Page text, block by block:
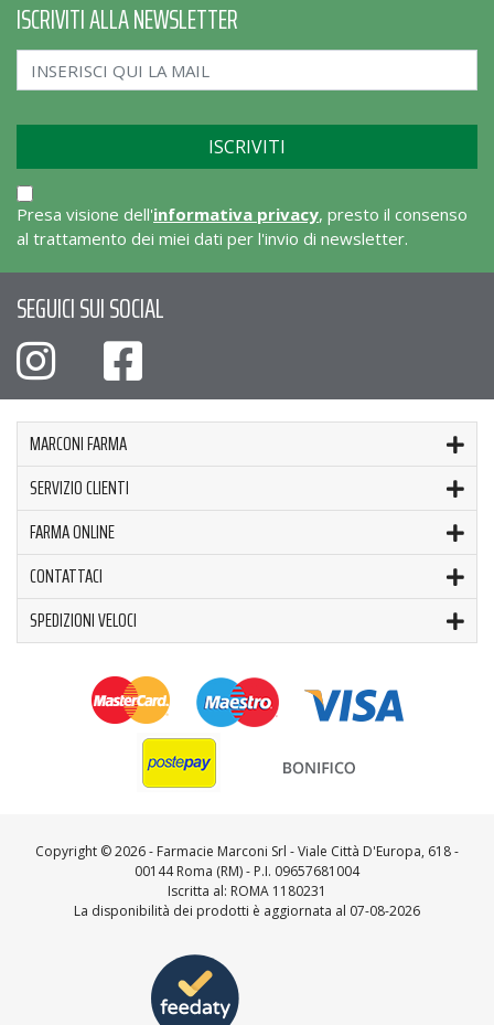
ISCRIVITI ALLA NEWSLETTER
Presa visione dell'informativa privacy, presto il consenso
al trattamento dei miei dati per l'invio di newsletter.
SEGUICI SUI SOCIAL
MARCONI FARMA
SERVIZIO CLIENTI
FARMA ONLINE
CONTATTACI
SPEDIZIONI VELOCI
Copyright ©2026 - Farmacie Marconi Srl - Viale Città D'Europa, 618 -
00144 Roma (RM) - P.I. 09657681004
Iscritta al: ROMA 1180231
La disponibilità dei prodotti è aggiornata al 07-08-2026